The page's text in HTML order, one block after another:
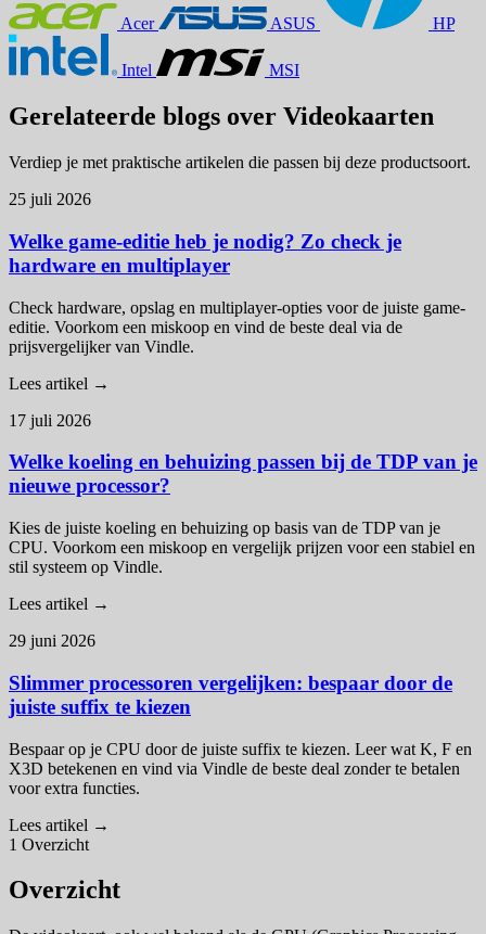
Acer ASUS HP
Intel MSI
Gerelateerde blogs over Videokaarten
Verdiep je met praktische artikelen die passen bij deze productsoort.
25 juli 2026
Welke game-editie heb je nodig? Zo check je
hardware en multiplayer
Check hardware, opslag en multiplayer-opties voor de juiste game-
editie. Voorkom een miskoop en vind de beste deal via de
prijsvergelijker van Vindle.
Lees artikel →
17 juli 2026
Welke koeling en behuizing passen bij de TDP van je
nieuwe processor?
Kies de juiste koeling en behuizing op basis van de TDP van je
CPU. Voorkom een miskoop en vergelijk prijzen voor een stabiel en
stil systeem op Vindle.
Lees artikel →
29 juni 2026
Slimmer processoren vergelijken: bespaar door de
juiste suffix te kiezen
Bespaar op je CPU door de juiste suffix te kiezen. Leer wat K, F en
X3D betekenen en vind via Vindle de beste deal zonder te betalen
voor extra functies.
Lees artikel →
1 Overzicht
Overzicht